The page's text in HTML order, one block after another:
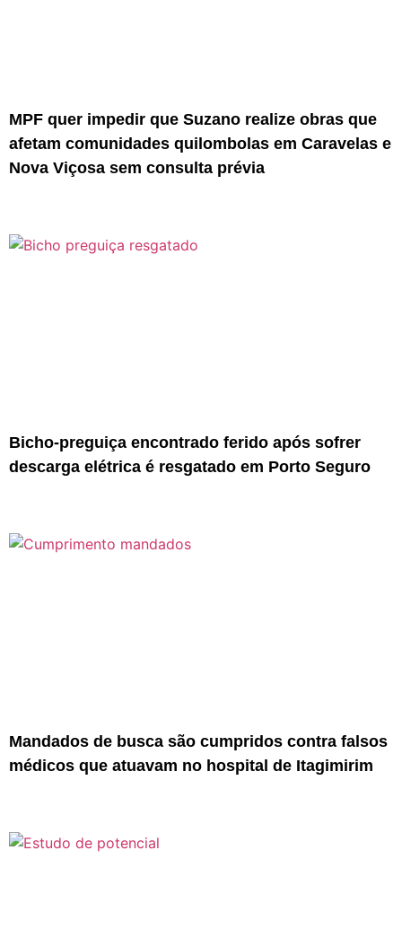
MPF quer impedir que Suzano realize obras que
afetam comunidades quilombolas em Caravelas e
Nova Viçosa sem consulta prévia
Bicho-preguiça encontrado ferido após sofrer
descarga elétrica é resgatado em Porto Seguro
Mandados de busca são cumpridos contra falsos
médicos que atuavam no hospital de Itagimirim